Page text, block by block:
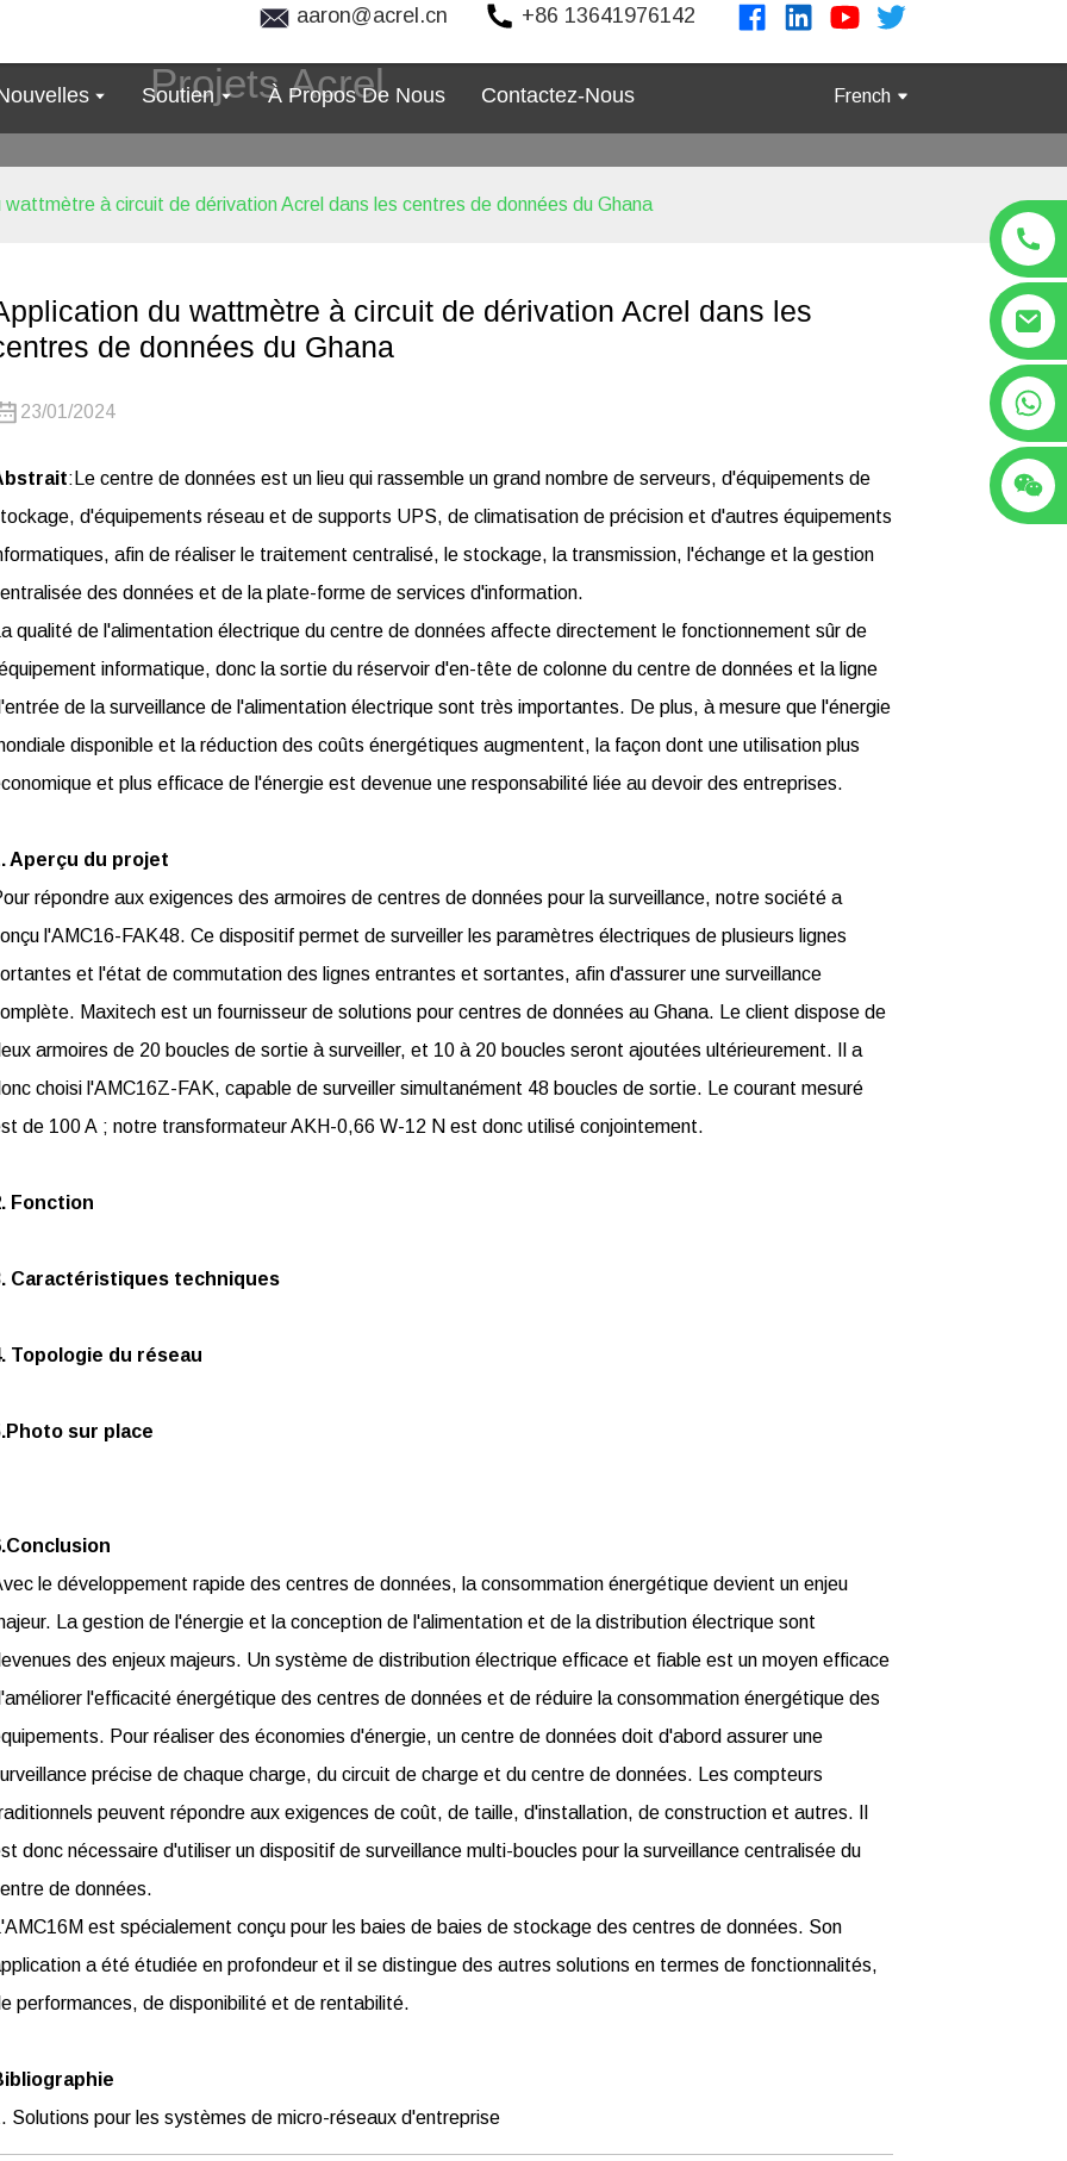
aaron@acrel.cn +86 13641976142
Soutien À Propos De Nous Contactez-Nous French
Projets Acrel
wattmètre à circuit de dérivation Acrel dans les centres de données du Ghana
du wattmètre à circuit de dérivation Acrel dans les
de données du Ghana
23/01/2024
:Le centre de données est un lieu qui rassemble un grand nombre de serveurs, d'équipements de
d'équipements réseau et de supports UPS, de climatisation de précision et d'autres équipements
afin de réaliser le traitement centralisé, le stockage, la transmission, l'échange et la gestion
des données et de la plate-forme de services d'information.
qualité de l'alimentation électrique du centre de données affecte directement le fonctionnement sûr de
informatique, donc la sortie du réservoir d'en-tête de colonne du centre de données et la ligne
de la surveillance de l'alimentation électrique sont très importantes. De plus, à mesure que l'énergie
disponible et la réduction des coûts énergétiques augmentent, la façon dont une utilisation plus
et plus efficace de l'énergie est devenue une responsabilité liée au devoir des entreprises.
Aperçu du projet
répondre aux exigences des armoires de centres de données pour la surveillance, notre société a
l'AMC16-FAK48. Ce dispositif permet de surveiller les paramètres électriques de plusieurs lignes
et l'état de commutation des lignes entrantes et sortantes, afin d'assurer une surveillance
Maxitech est un fournisseur de solutions pour centres de données au Ghana. Le client dispose de
armoires de 20 boucles de sortie à surveiller, et 10 à 20 boucles seront ajoutées ultérieurement. Il a
choisi l'AMC16Z-FAK, capable de surveiller simultanément 48 boucles de sortie. Le courant mesuré
de 100 A ; notre transformateur AKH-0,66 W-12 N est donc utilisé conjointement.
Fonction
Caractéristiques techniques
Topologie du réseau
sur place
le développement rapide des centres de données, la consommation énergétique devient un enjeu
La gestion de l'énergie et la conception de l'alimentation et de la distribution électrique sont
des enjeux majeurs. Un système de distribution électrique efficace et fiable est un moyen efficace
l'efficacité énergétique des centres de données et de réduire la consommation énergétique des
Pour réaliser des économies d'énergie, un centre de données doit d'abord assurer une
précise de chaque charge, du circuit de charge et du centre de données. Les compteurs
peuvent répondre aux exigences de coût, de taille, d'installation, de construction et autres. Il
donc nécessaire d'utiliser un dispositif de surveillance multi-boucles pour la surveillance centralisée du
de données.
est spécialement conçu pour les baies de baies de stockage des centres de données. Son
a été étudiée en profondeur et il se distingue des autres solutions en termes de fonctionnalités,
performances, de disponibilité et de rentabilité.
Solutions pour les systèmes de micro-réseaux d'entreprise